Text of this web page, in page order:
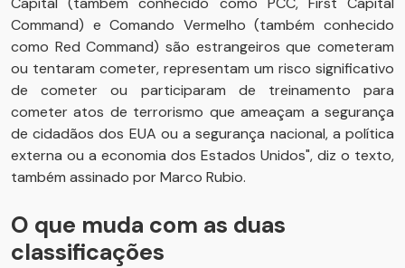
Command) e Comando Vermelho (também conhecido
como Red Command) são estrangeiros que cometeram
ou tentaram cometer, representam um risco significativo
de cometer ou participaram de treinamento para
cometer atos de terrorismo que ameaçam a segurança
de cidadãos dos EUA ou a segurança nacional, a política
externa ou a economia dos Estados Unidos", diz o texto,
também assinado por Marco Rubio.
O que muda com as duas
classificações